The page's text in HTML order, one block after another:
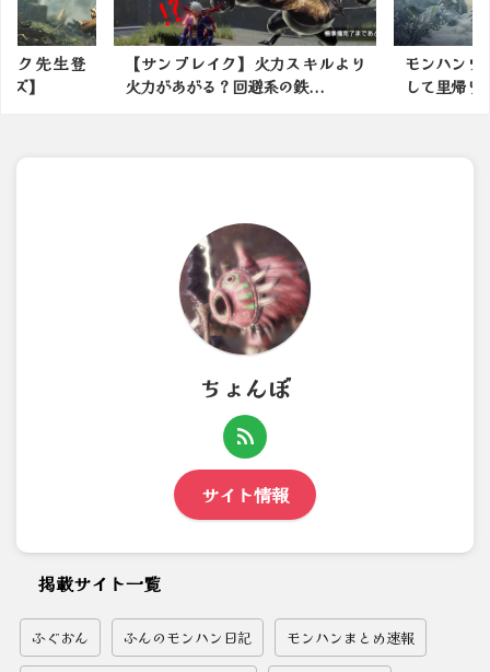
ク先生登
ズ】
【サンブレイク】火力スキルより
火力があがる？回避系の鉄...
モンハンワ
して里帰
ちょんぼ
サイト情報
掲載サイト一覧
ふぐおん ふんのモンハン日記 モンハンまとめ速報